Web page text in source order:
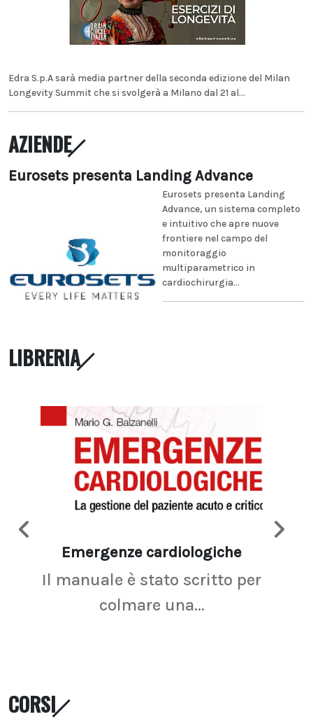
Edra S.p.A sarà media partner della seconda edizione del Milan
Longevity Summit che si svolgerà a Milano dal 21 al...
AZIENDE
Eurosets presenta Landing Advance
Eurosets presenta Landing
Advance, un sistema completo
e intuitivo che apre nuove
frontiere nel campo del
monitoraggio
multiparametrico in
cardiochirurgia...
LIBRERIA
Emergenze cardiologiche
Il manuale è stato scritto per
colmare una...
CORSI